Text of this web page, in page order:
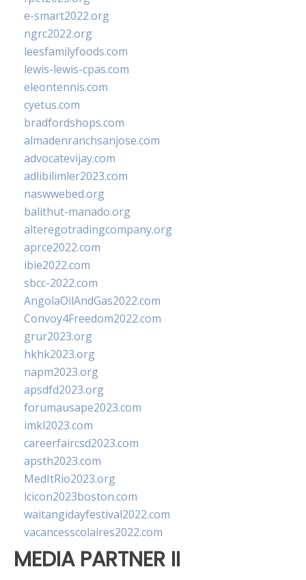
e-smart2022.org
ngrc2022.org
leesfamilyfoods.com
lewis-lewis-cpas.com
eleontennis.com
cyetus.com
bradfordshops.com
almadenranchsanjose.com
advocatevijay.com
adlibilimler2023.com
naswwebed.org
balithut-manado.org
alteregotradingcompany.org
aprce2022.com
ibie2022.com
sbcc-2022.com
AngolaOilAndGas2022.com
Convoy4Freedom2022.com
grur2023.org
hkhk2023.org
napm2023.org
apsdfd2023.org
forumausape2023.com
imkl2023.com
careerfaircsd2023.com
apsth2023.com
MedItRio2023.org
lcicon2023boston.com
waitangidayfestival2022.com
vacancesscolaires2022.com
MEDIA PARTNER II